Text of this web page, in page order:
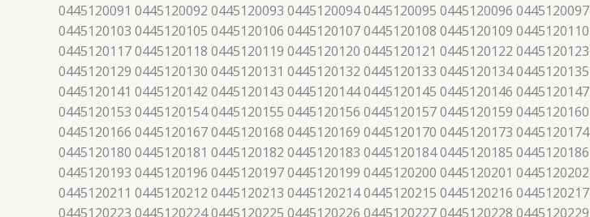
0445120091 0445120092 0445120093 0445120094 0445120095 0445120096
0445120103 0445120105 0445120106 0445120107 0445120108 0445120109
0445120117 0445120118 0445120119 0445120120 0445120121 0445120122
0445120129 0445120130 0445120131 0445120132 0445120133 0445120134
0445120141 0445120142 0445120143 0445120144 0445120145 0445120146
0445120153 0445120154 0445120155 0445120156 0445120157 0445120159
0445120166 0445120167 0445120168 0445120169 0445120170 0445120173
0445120180 0445120181 0445120182 0445120183 0445120184 0445120185
0445120193 0445120196 0445120197 0445120199 0445120200 0445120201
0445120211 0445120212 0445120213 0445120214 0445120215 0445120216
0445120223 0445120224 0445120225 0445120226 0445120227 0445120228